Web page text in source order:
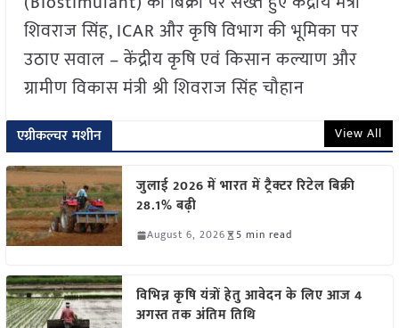
शिवराज सिंह, ICAR और कृषि विभाग की भूमिका पर
उठाए सवाल – केंद्रीय कृषि एवं किसान कल्याण और
ग्रामीण विकास मंत्री श्री शिवराज सिंह चौहान
एग्रीकल्चर मशीन View All
जुलाई 2026 में भारत में ट्रैक्टर रिटेल बिक्री
28.1% बढ़ी
August 6, 2026 5 min read
विभिन्न कृषि यंत्रों हेतु आवेदन के लिए आज 4
अगस्त तक अंतिम तिथि